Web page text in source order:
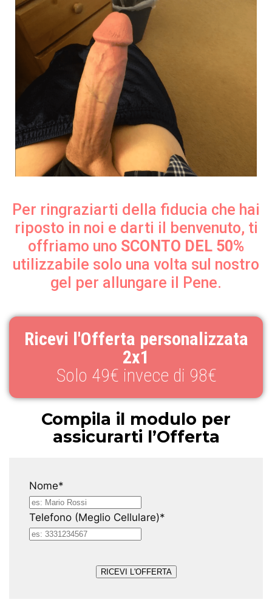
Per ringraziarti della fiducia che hai
riposto in noi e darti il benvenuto, ti
offriamo uno SCONTO DEL 50%
utilizzabile solo una volta sul nostro
gel per allungare il Pene.
Ricevi l'Offerta personalizzata
2x1
Solo 49€ invece di 98€
Compila il modulo per
assicurarti l’Offerta
Nome*
Telefono (Meglio Cellulare)*